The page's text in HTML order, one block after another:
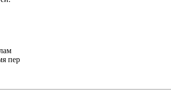
пер